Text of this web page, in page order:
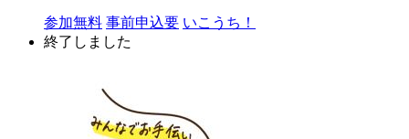
参加無料 事前申込要 いこうち！
終了しました